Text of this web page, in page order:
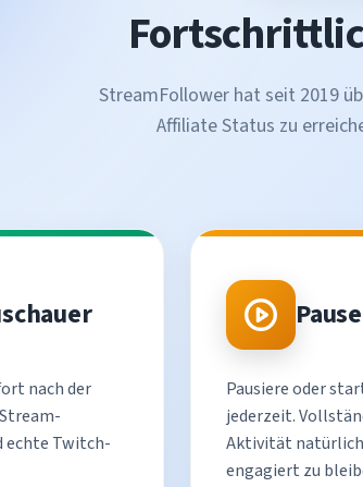
StreamFollower hat seit 2019
Affiliate Status zu
nach der
echte Twitch-
Pausiere oder
jederzeit.
Aktivität
engagiert zu